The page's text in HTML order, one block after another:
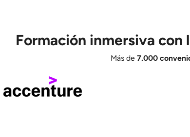
Formación inmersiva con
Más de 7.000